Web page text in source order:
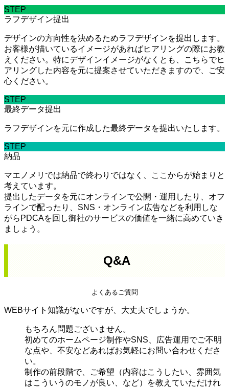
STEP
ラフデザイン提出
デザインの方向性を決めるためラフデザインを提出します。
お客様が描いているイメージがあればヒアリングの際にお教
えください。特にデザインイメージがなくとも、こちらでヒ
アリングした内容を元に提案させていただきますので、ご安
心ください。
STEP
最終データ提出
ラフデザインを元に作成した最終データを提出いたします。
STEP
納品
マエノメリでは納品で終わりではなく、ここからが始まりと
考えています。
提出したデータを元にオンラインで公開・運用したり、オフ
ラインで配ったり、SNS・オンライン広告などを利用しな
がらPDCAを回し御社のサービスの価値を一緒に高めていき
ましょう。
Q&A
よくあるご質問
WEBサイト知識がないですが、大丈夫でしょうか。
もちろん問題ございません。
初めてのホームページ制作やSNS、広告運用でご不明
な点や、不安などあればお気軽にお問い合わせくださ
い。
制作の前段階で、ご希望（内容はこうしたい、雰囲気
はこういうのモノが良い、など）を教えていただけれ